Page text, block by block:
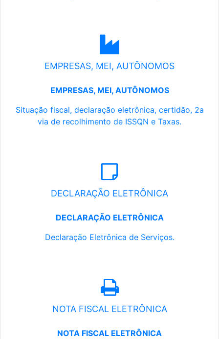
EMPRESAS, MEI, AUTÔNOMOS
EMPRESAS, MEI, AUTÔNOMOS
Situação fiscal, declaração eletrônica, certidão, 2a
via de recolhimento de ISSQN e Taxas.
DECLARAÇÃO ELETRÔNICA
DECLARAÇÃO ELETRÔNICA
Declaração Eletrônica de Serviços.
NOTA FISCAL ELETRÔNICA
NOTA FISCAL ELETRÔNICA